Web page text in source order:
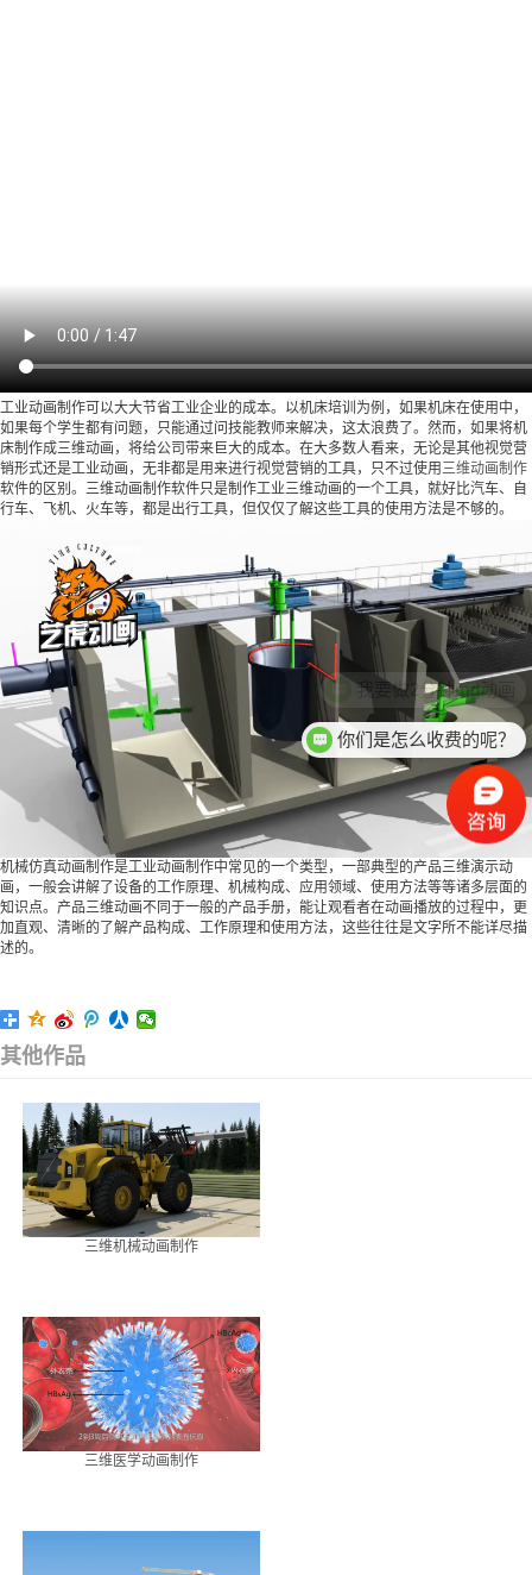
工业动画制作可以大大节省工业企业的成本。以机床培训为例，如果机床在使用中，
如果每个学生都有问题，只能通过问技能教师来解决，这太浪费了。然而，如果将机
床制作成三维动画，将给公司带来巨大的成本。在大多数人看来，无论是其他视觉营
销形式还是工业动画，无非都是用来进行视觉营销的工具，只不过使用三维动画制作
软件的区别。三维动画制作软件只是制作工业三维动画的一个工具，就好比汽车、自
行车、飞机、火车等，都是出行工具，但仅仅了解这些工具的使用方法是不够的。
机械仿真动画制作是工业动画制作中常见的一个类型，一部典型的产品三维演示动
画，一般会讲解了设备的工作原理、机械构成、应用领域、使用方法等等诸多层面的
知识点。产品三维动画不同于一般的产品手册，能让观看者在动画播放的过程中，更
加直观、清晰的了解产品构成、工作原理和使用方法，这些往往是文字所不能详尽描
述的。
其他作品
三维机械动画制作
三维医学动画制作
你们是怎么收费的呢？